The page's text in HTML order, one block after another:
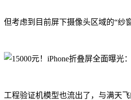
但考虑到目前屏下摄像头区域的“纱
工程验证机模型也流出了，与满天